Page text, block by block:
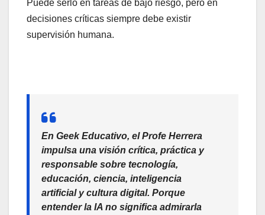
Puede serlo en tareas de bajo riesgo, pero en
decisiones críticas siempre debe existir
supervisión humana.
En Geek Educativo, el Profe Herrera
impulsa una visión crítica, práctica y
responsable sobre tecnología,
educación, ciencia, inteligencia
artificial y cultura digital. Porque
entender la IA no significa admirarla